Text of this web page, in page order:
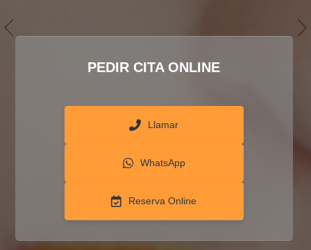
PEDIR CITA ONLINE
Llamar
WhatsApp
Reserva Online